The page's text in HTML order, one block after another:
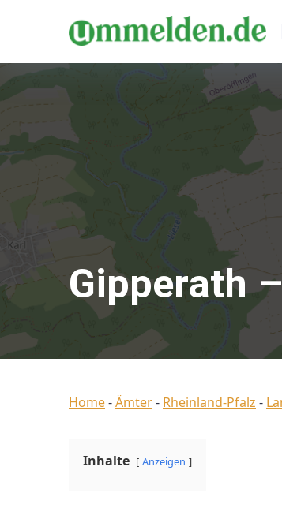
Gipperath
Home-Ämter- Rheinland-Pfalz -
Inhalte Anzeigen